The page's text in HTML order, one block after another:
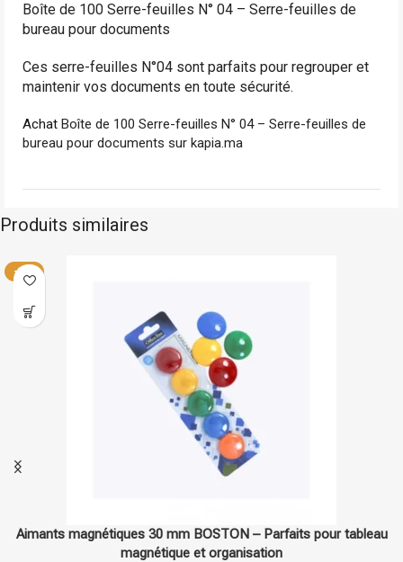
Boîte de 100 Serre-feuilles N° 04 – Serre-feuilles de
bureau pour documents
Ces serre-feuilles N°04 sont parfaits pour regrouper et
maintenir vos documents en toute sécurité.
Achat Boîte de 100 Serre-feuilles N° 04 – Serre-feuilles de
bureau pour documents sur kapia.ma
Produits similaires
pour tableau
En stock
Boîte de 100 Serre-feuilles N° 08 – Serre-